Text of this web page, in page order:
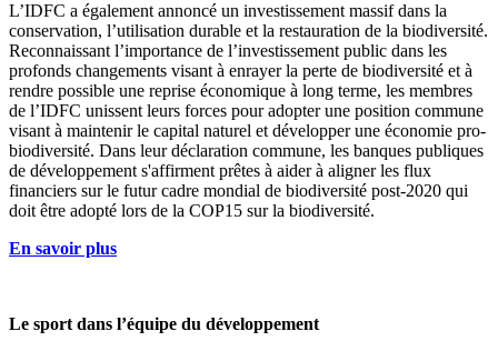
L’IDFC a également annoncé un investissement massif dans la
conservation, l’utilisation durable et la restauration de la biodiversité.
Reconnaissant l’importance de l’investissement public dans les
profonds changements visant à enrayer la perte de biodiversité et à
rendre possible une reprise économique à long terme, les membres
de l’IDFC unissent leurs forces pour adopter une position commune
visant à maintenir le capital naturel et développer une économie pro-
biodiversité. Dans leur déclaration commune, les banques publiques
de développement s'affirment prêtes à aider à aligner les flux
financiers sur le futur cadre mondial de biodiversité post-2020 qui
doit être adopté lors de la COP15 sur la biodiversité.
En savoir plus
Le sport dans l’équipe du développement